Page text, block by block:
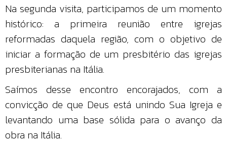
Na segunda visita, participamos de um momento
histórico: a primeira reunião entre igrejas
reformadas daquela região, com o objetivo de
iniciar a formação de um presbitério das igrejas
presbiterianas na Itália.
Saímos desse encontro encorajados, com a
convicção de que Deus está unindo Sua Igreja e
levantando uma base sólida para o avanço da
obra na Itália.